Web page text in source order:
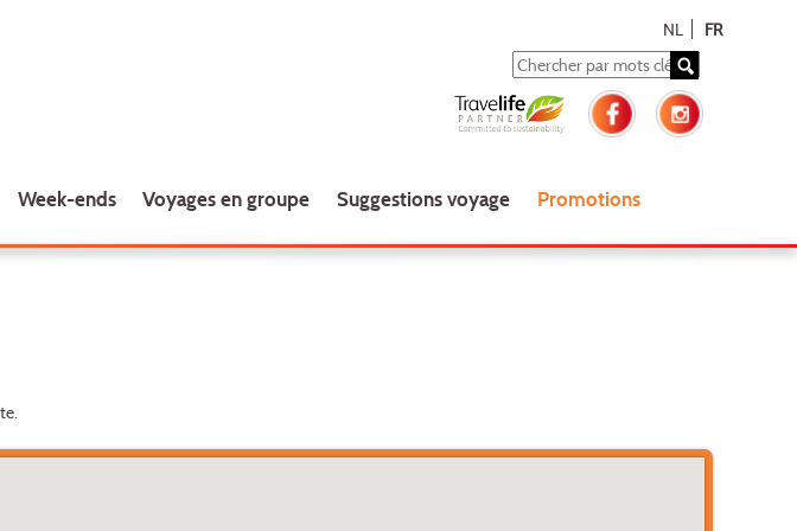
NL FR
Week-ends Voyages en groupe Suggestions voyage Promotions